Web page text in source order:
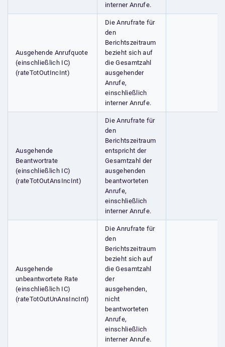
interner Anrufe.
Ausgehende Anrufquote
(einschließlich IC)
(rateTotOutIncInt)
Die Anrufrate für
den
Berichtszeitraum
bezieht sich auf
die Gesamtzahl
ausgehender
Anrufe,
einschließlich
interner Anrufe.
Ausgehende
Beantwortrate
(einschließlich IC)
(rateTotOutAnsIncInt)
Die Anrufrate für
den
Berichtszeitraum
entspricht der
Gesamtzahl der
ausgehenden
beantworteten
Anrufe,
einschließlich
interner Anrufe.
Ausgehende
unbeantwortete Rate
(einschließlich IC)
(rateTotOutUnAnsIncInt)
Die Anrufrate für
den
Berichtszeitraum
bezieht sich auf
die Gesamtzahl
der
ausgehenden,
nicht
beantworteten
Anrufe,
einschließlich
interner Anrufe.